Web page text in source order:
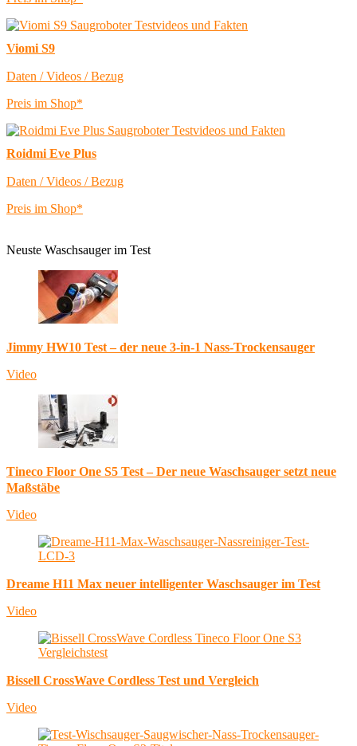
Viomi S9
Daten / Videos / Bezug
Preis im Shop*
Roidmi Eve Plus
Daten / Videos / Bezug
Preis im Shop*
Neuste Waschsauger im Test
Jimmy HW10 Test – der neue 3-in-1 Nass-Trockensauger
Video
Tineco Floor One S5 Test – Der neue Waschsauger setzt neue
Maßstäbe
Video
Dreame H11 Max neuer intelligenter Waschsauger im Test
Video
Bissell CrossWave Cordless Test und Vergleich
Video